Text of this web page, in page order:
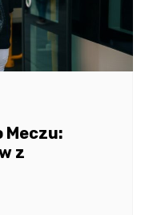
Meczu:
z